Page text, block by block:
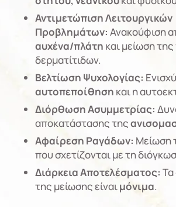
Αντιμετώπιση Λειτουργικών
Προβλημάτων: Ανακούφιση
αυχένα/πλάτη και μείωση
δερματίτιδων.
Βελτίωση Ψυχολογίας:
αυτοπεποίθηση και η
Διόρθωση Ασυμμετρίας:
αποκατάστασης της
Αφαίρεση Ραγάδων: Μείωση
που σχετίζονται με τη
Διάρκεια Αποτελέσματος: Τα
της μείωσης είναιμόνιμα.